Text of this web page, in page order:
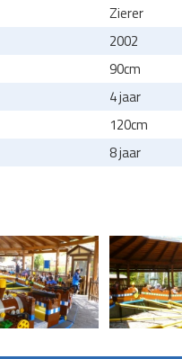
Zierer
2002
90cm
4 jaar
120cm
8 jaar